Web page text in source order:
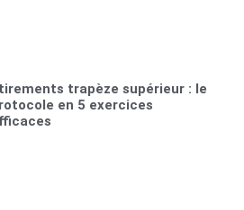
trapèze supérieur : le
en 5 exercices